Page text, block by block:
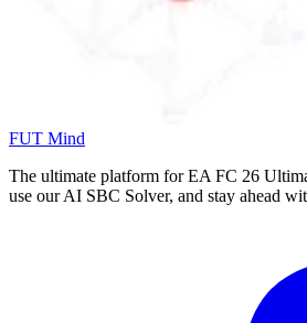
FUT Mind
The ultimate platform for EA FC 26
use our AI SBC Solver, and stay ahead